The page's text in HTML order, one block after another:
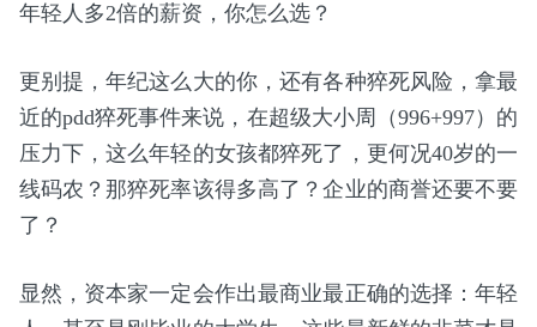
年轻人多2倍的薪资，你怎么选？
更别提，年纪这么大的你，还有各种猝死风险，拿最
近的pdd猝死事件来说，在超级大小周（996+997）的
压力下，这么年轻的女孩都猝死了，更何况40岁的一
线码农？那猝死率该得多高了？企业的商誉还要不要
了？
显然，资本家一定会作出最商业最正确的选择：年轻